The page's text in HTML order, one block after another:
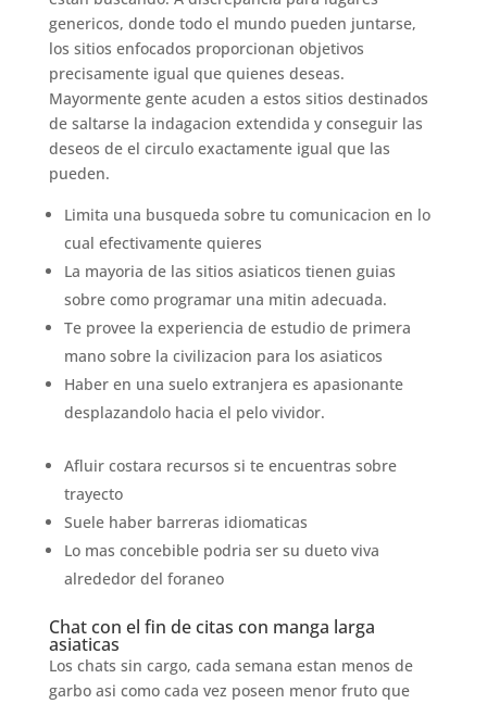
genericos, donde todo el mundo pueden juntarse,
los sitios enfocados proporcionan objetivos
precisamente igual que quienes deseas.
Mayormente gente acuden a estos sitios destinados
de saltarse la indagacion extendida y conseguir las
deseos de el circulo exactamente igual que las
pueden.
Limita una busqueda sobre tu comunicacion en lo
cual efectivamente quieres
La mayoria de las sitios asiaticos tienen guias
sobre como programar una mitin adecuada.
Te provee la experiencia de estudio de primera
mano sobre la civilizacion para los asiaticos
Haber en una suelo extranjera es apasionante
desplazandolo hacia el pelo vividor.
Afluir costara recursos si te encuentras sobre
trayecto
Suele haber barreras idiomaticas
Lo mas concebible podri­a ser su dueto viva
alrededor del foraneo
Chat con el fin de citas con manga larga
asiaticas
Los chats sin cargo, cada semana estan menos de
garbo asi­ como cada vez poseen menor fruto que